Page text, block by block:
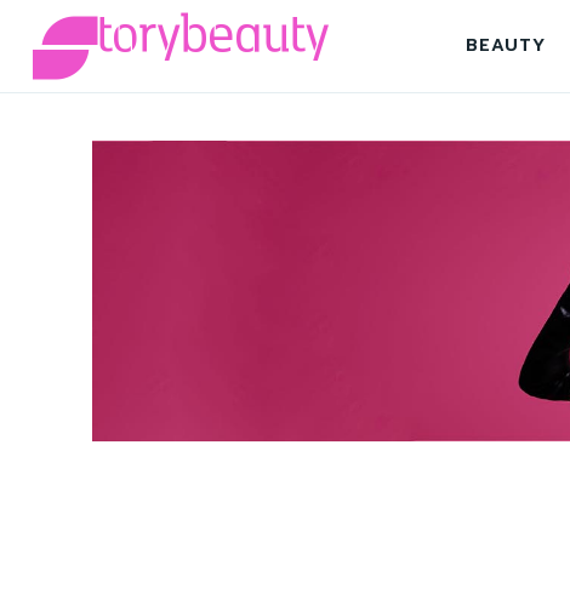
BEAUTY